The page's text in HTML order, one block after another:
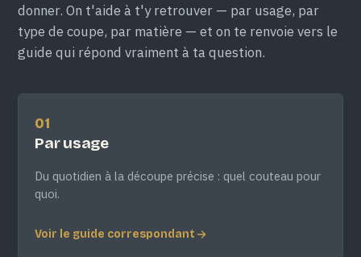
donner. On t'aide à t'y retrouver — par usage, par
type de coupe, par matière — et on te renvoie vers le
guide qui répond vraiment à ta question.
01
Par usage
Du quotidien à la découpe précise : quel couteau pour
quoi.
Voir le guide correspondant